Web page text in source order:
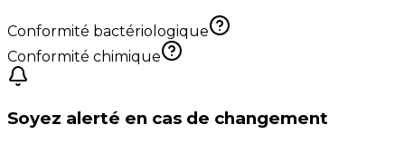
Conformité bactériologique
Conformité chimique
Soyez alerté en cas de changement